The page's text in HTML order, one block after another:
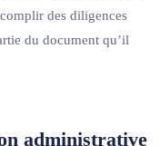
des diligences
du document qu’il
administrative